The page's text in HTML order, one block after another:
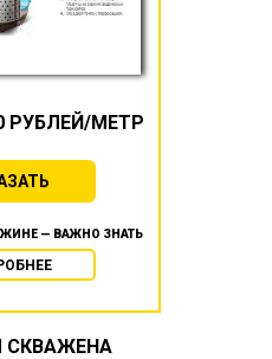
РУБЛЕЙ/МЕТР
— ВАЖНО ЗНАТЬ
СКВАЖЕНА